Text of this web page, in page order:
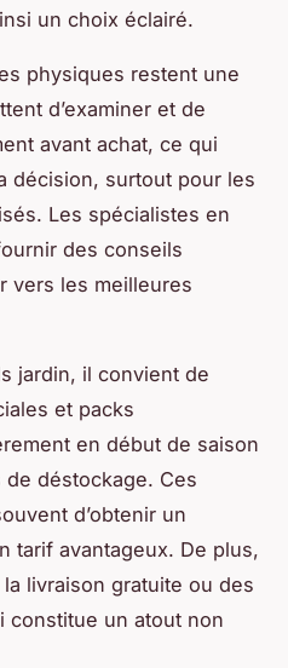
un choix éclairé.
physiques restent une
d’examiner et de
avant achat, ce qui
décision, surtout pour les
Les spécialistes en
des conseils
vers les meilleures
jardin, il convient de
et packs
en début de saison
déstockage. Ces
d’obtenir un
tarif avantageux. De plus,
livraison gratuite ou des
constitue un atout non